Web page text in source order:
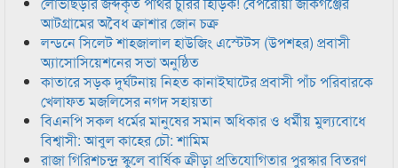
আটগ্রামের অবৈধ ক্রাশার জোন চক্র
লন্ডনে সিলেট শাহজালাল হাউজিং এস্টেটস (উপশহর) প্রবাসী
অ্যাসোসিয়েশনের সভা অনুষ্ঠিত
কাতারে সড়ক দুর্ঘটনায় নিহত কানাইঘাটের প্রবাসী পাঁচ পরিবারকে
খেলাফত মজলিসের নগদ সহায়তা
বিএনপি সকল ধর্মের মানুষের সমান অধিকার ও ধর্মীয় মুল্যবোধে
বিশ্বাসী: আবুল কাহের চৌ: শামিম
রাজা গিরিশচন্দ্র স্কুলে বার্ষিক ক্রীড়া প্রতিযোগিতার পুরস্কার বিতরণ